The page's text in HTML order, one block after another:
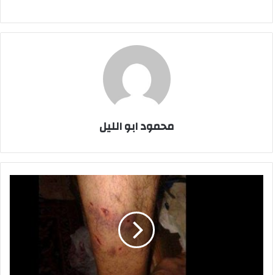
محمود ابو الليل